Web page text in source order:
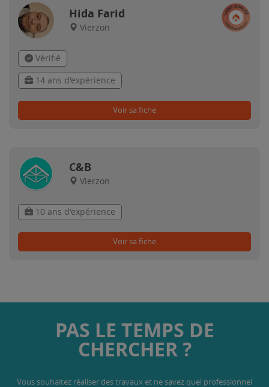
Hida Farid
Vierzon
Vérifié
14 ans d'expérience
Voir sa fiche
C&B
Vierzon
10 ans d'expérience
Voir sa fiche
PAS LE TEMPS DE
CHERCHER ?
Vous souhaitez réaliser des travaux et ne savez quel professionnel